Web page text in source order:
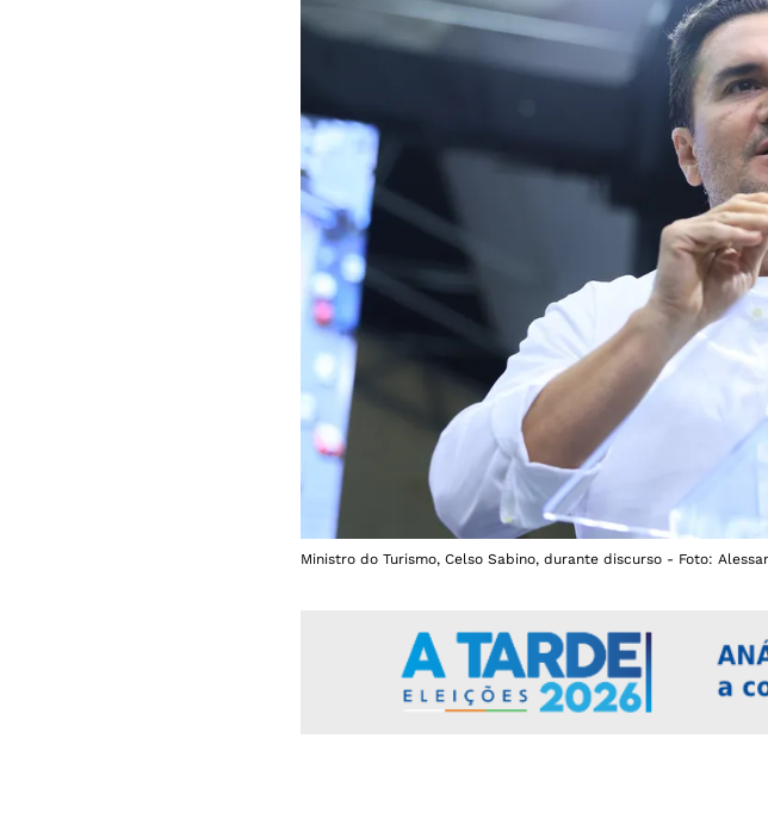
Ministro do Turismo, Celso Sabino, durante discurso - Foto: